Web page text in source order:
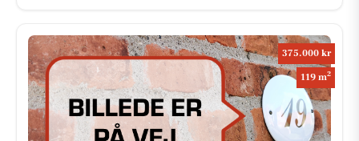
375.000 kr
119 m2